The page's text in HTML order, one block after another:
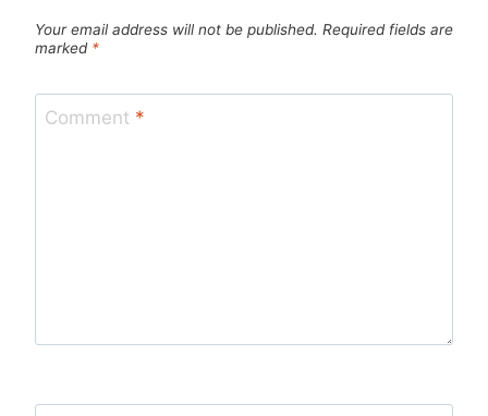
Your email address will not be published. Required fields are
marked *
Comment *